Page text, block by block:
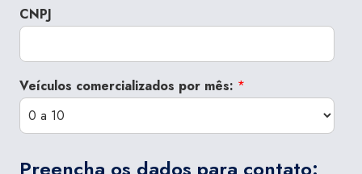
CNPJ
Veículos comercializados por mês: *